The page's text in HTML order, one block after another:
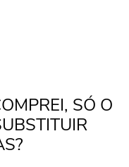
SÓ O